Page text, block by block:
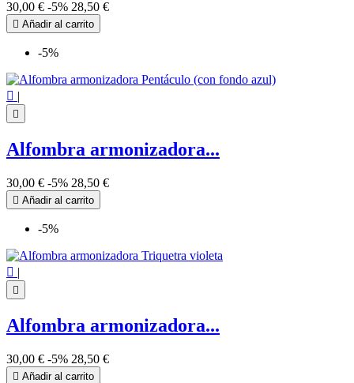
30,00 € -5% 28,50 €
 Añadir al carrito
-5%
 |

Alfombra armonizadora...
30,00 € -5% 28,50 €
 Añadir al carrito
-5%
 |

Alfombra armonizadora...
30,00 € -5% 28,50 €
 Añadir al carrito